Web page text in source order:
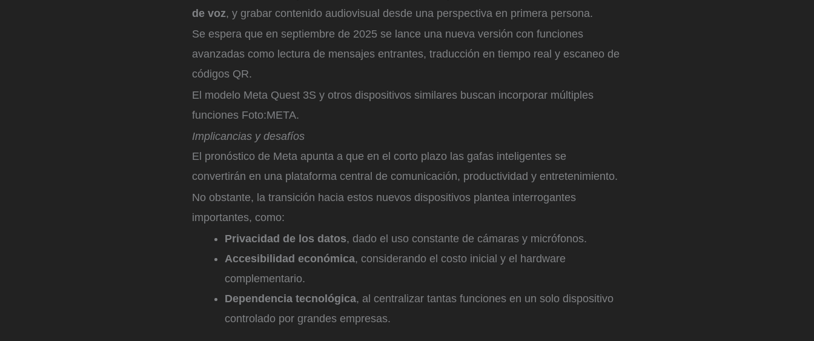
de voz, y grabar contenido audiovisual desde una perspectiva en primera persona.
Se espera que en septiembre de 2025 se lance una nueva versión con funciones
avanzadas como lectura de mensajes entrantes, traducción en tiempo real y escaneo de
códigos QR.
El modelo Meta Quest 3S y otros dispositivos similares buscan incorporar múltiples
funciones Foto:META.
Implicancias y desafíos
El pronóstico de Meta apunta a que en el corto plazo las gafas inteligentes se
convertirán en una plataforma central de comunicación, productividad y entretenimiento.
No obstante, la transición hacia estos nuevos dispositivos plantea interrogantes
importantes, como:
Privacidad de los datos, dado el uso constante de cámaras y micrófonos.
Accesibilidad económica, considerando el costo inicial y el hardware
complementario.
Dependencia tecnológica, al centralizar tantas funciones en un solo dispositivo
controlado por grandes empresas.